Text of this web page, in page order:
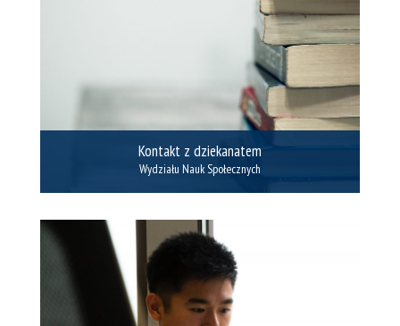
Kontakt z dziekanatem
Wydziału Nauk Społecznych